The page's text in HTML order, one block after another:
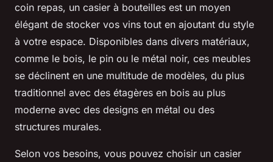
coin repas, un casier à bouteilles est un moyen
élégant de stocker vos vins tout en ajoutant du style
à votre espace. Disponibles dans divers matériaux,
comme le bois, le pin ou le métal noir, ces meubles
se déclinent en une multitude de modèles, du plus
traditionnel avec des étagères en bois au plus
moderne avec des designs en métal ou des
structures murales.
Selon vos besoins, vous pouvez choisir un casier